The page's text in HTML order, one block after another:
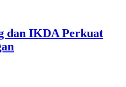
dan IKDA Perkuat